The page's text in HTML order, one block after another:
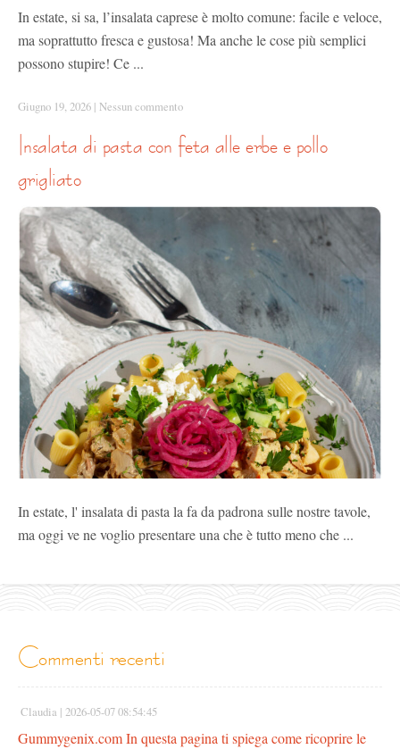
In estate, si sa, l’insalata caprese è molto comune: facile e veloce,
ma soprattutto fresca e gustosa! Ma anche le cose più semplici
possono stupire! Ce ...
Giugno 19, 2026 | Nessun commento
grigliato
In estate, l' insalata di pasta la fa da padrona sulle nostre tavole,
ma oggi ve ne voglio presentare una che è tutto meno che ...
commenti recenti
Claudia | 2026-05-07 08:54:45
Gummygenix.com In questa pagina ti spiega come ricoprire le